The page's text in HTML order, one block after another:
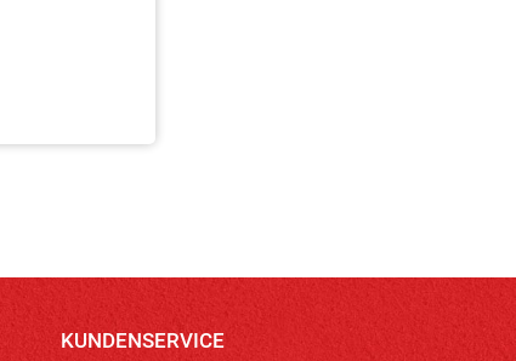
KUNDENSERVICE